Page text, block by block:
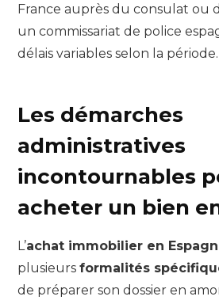
France auprès du consulat ou
un commissariat de police
délais variables selon la période.
Les démarches
administratives
incontournables
acheter un bien
L’achat immobilier en
plusieurs formalités
de préparer son dossier en